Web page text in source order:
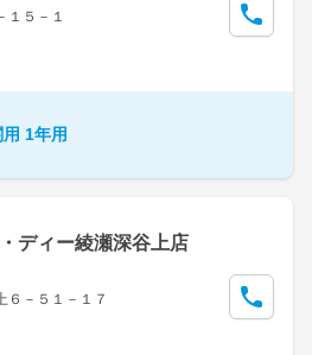
１５－１
1年用
ディー綾瀬深谷上店
６－５１－１７